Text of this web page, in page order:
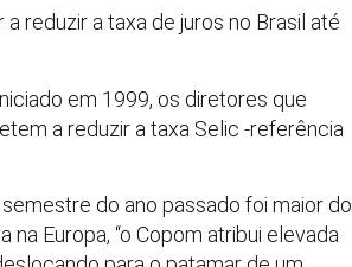
reduzir a taxa de juros no Brasil até
em 1999, os diretores que
a reduzir a taxa Selic -referência
do ano passado foi maior do
Europa, “o Copom atribui elevada